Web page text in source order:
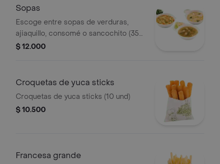
Sopas
Escoge entre sopas de verduras,
ajiaquillo, consomé o sancochito (350
g)
$ 12.000
Croquetas de yuca sticks
Croquetas de yuca sticks (10 und)
$ 10.500
Francesa grande